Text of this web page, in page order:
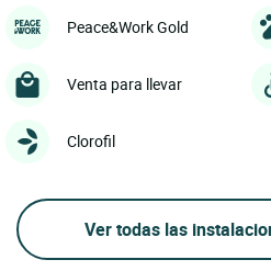
Peace&Work Gold
Venta para llevar
Clorofil
Ver todas las